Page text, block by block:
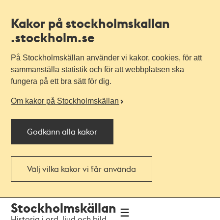
Kakor på stockholmskallan
.stockholm.se
På Stockholmskällan använder vi kakor, cookies, för att
sammanställa statistik och för att webbplatsen ska
fungera på ett bra sätt för dig.
Om kakor på Stockholmskällan
Godkänn alla kakor
Välj vilka kakor vi får använda
navigationen
huvudinnehållet
Stockholmskällan